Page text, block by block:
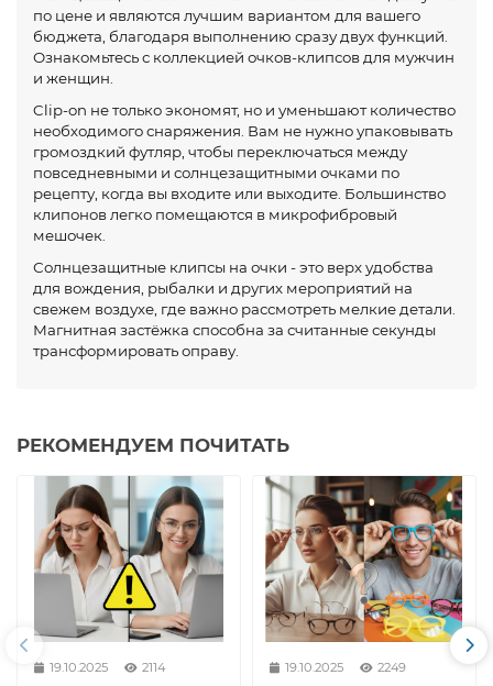
по цене и являются лучшим вариантом для вашего
бюджета, благодаря выполнению сразу двух функций.
Ознакомьтесь с коллекцией очков-клипсов для мужчин
и женщин.
Clip-on не только экономят, но и уменьшают количество
необходимого снаряжения. Вам не нужно упаковывать
громоздкий футляр, чтобы переключаться между
повседневными и солнцезащитными очками по
рецепту, когда вы входите или выходите. Большинство
клипонов легко помещаются в микрофибровый
мешочек.
Солнцезащитные клипсы на очки - это верх удобства
для вождения, рыбалки и других мероприятий на
свежем воздухе, где важно рассмотреть мелкие детали.
Магнитная застёжка способна за считанные секунды
трансформировать оправу.
РЕКОМЕНДУЕМ ПОЧИТАТЬ
19.10.2025 2114 19.10.2025 2249